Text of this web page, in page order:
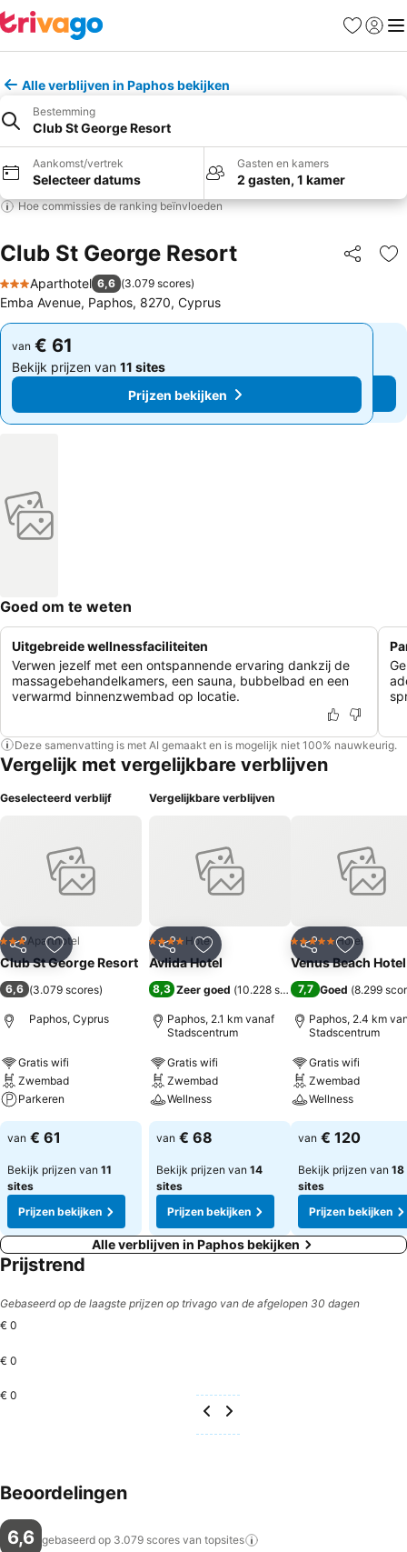
Favorieten
Alle verblijven in Paphos bekijken
Bestemming
Club St George Resort
Aankomst/vertrek
Selecteer datums
Gasten en kamers
2 gasten, 1 kamer
Hoe commissies de ranking beïnvloeden
Club St George Resort Delen
3 Sterren
Aparthotel 6,6 (3.079 scores)
Emba Avenue, Paphos, 8270, Cyprus
van € 61
Bekijk prijzen van 11 sites
Prijzen bekijken
van € 61
Bekijk prijzen van 11 sites
Prijzen bekijken
Goed om te weten
Uitgebreide wellnessfaciliteiten
Verwen jezelf met een ontspannende ervaring dankzij de
massagebehandelkamers, een sauna, bubbelbad en een
verwarmd binnenzwembad op locatie.
Deze samenvatting is met AI gemaakt en is mogelijk niet 100% nauwkeurig.
Vergelijk met vergelijkbare verblijven
Geselecteerd verblijf
Delen Toevoegen aan favorieten
3 SterrenAparthotel
Club St George Resort
6,6 (3.079 scores)
Paphos, Cyprus
Gratis wifi
Zwembad
Parkeren
van € 61
Bekijk prijzen van 11
sites
Prijzen bekijken
Vergelijkbare verblijven
Delen Toevoegen aan favorieten
4 SterrenHotel
Avlida Hotel
8,3 Zeer goed (10.228 scores)
Paphos, 2.1 km vanaf
Stadscentrum
Gratis wifi
Zwembad
Wellness
van € 68
Bekijk prijzen van 14
sites
Prijzen bekijken
Delen
5 Sterren Hotel
Venus Beach Hotel
7,7 Goed (8.299
Paphos, 2.4 km
Stadscentrum
Gratis wifi
Zwembad
Wellness
van € 120
Bekijk prijzen van 18
sites
Prijzen bekijken
Alle verblijven in Paphos bekijken
Prijstrend
Gebaseerd op de laagste prijzen op trivago van de afgelopen 30 dagen
€ 0
€ 0
€ 0
Beoordelingen
6,6 gebaseerd op 3.079 scores van topsites